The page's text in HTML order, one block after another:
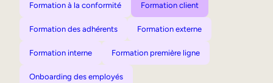
Formation à la conformité Formation client
Formation des adhérents Formation externe
Formation interne Formation première ligne
Onboarding des employés